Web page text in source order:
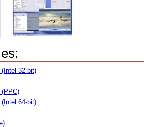
32-bit)
(PPC)
64-bit)